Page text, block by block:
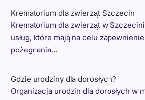
Krematorium dla zwierząt Szczecin
Krematorium dla zwierząt w
usług, które mają na celu
pożegnania…
Gdzie urodziny dla dorosłych?
Organizacja urodzin dla dorosłych w